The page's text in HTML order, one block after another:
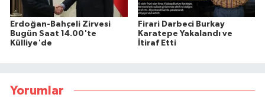
Erdoğan-Bahçeli Zirvesi
Bugün Saat 14.00'te
Külliye'de
Firari Darbeci Burkay
Karatepe Yakalandı ve
İtiraf Etti
Yorumlar